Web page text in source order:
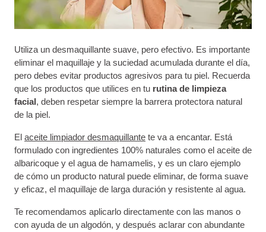
Utiliza un desmaquillante suave, pero efectivo. Es importante
eliminar el maquillaje y la suciedad acumulada durante el día,
pero debes evitar productos agresivos para tu piel. Recuerda
que los productos que utilices en tu rutina de limpieza
facial, deben respetar siempre la barrera protectora natural
de la piel.
El aceite limpiador desmaquillante te va a encantar. Está
formulado con ingredientes 100% naturales como el aceite de
albaricoque y el agua de hamamelis, y es un claro ejemplo
de cómo un producto natural puede eliminar, de forma suave
y eficaz, el maquillaje de larga duración y resistente al agua.
Te recomendamos aplicarlo directamente con las manos o
con ayuda de un algodón, y después aclarar con abundante